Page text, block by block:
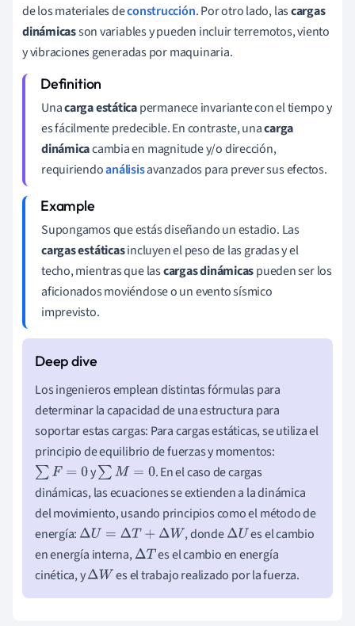
de los materiales deconstrucción. Por otro lado, lascargas
dinámicasson variables y pueden incluir terremotos, viento
y vibraciones generadas por maquinaria.
Unacarga estáticapermanece invariante con el tiempo y
es fácilmente predecible. En contraste, unacarga
dinámicacambia en magnitude y/o dirección,
requiriendoanálisisavanzados para prever sus efectos.
Supongamos que estás diseñando un estadio. Las
cargas estáticasincluyen el peso de las gradas y el
techo, mientras que lascargas dinámicaspueden ser los
aficionados moviéndose o un evento sísmico
imprevisto.
Los ingenieros emplean distintas fórmulas para
determinar la capacidad de una estructura para
soportar estas cargas: Para cargas estáticas, se utiliza el
principio de equilibrio de fuerzas y momentos:
∑F=0 y∑M=0
. En el caso de cargas
dinámicas, las ecuaciones se extienden a la dinámica
del movimiento, usando principios como el método de
energía: ΔU= ΔT+ ΔW , dondeΔU es el cambio
en energía interna, ΔT es el cambio en energía
cinética, yΔW es el trabajo realizado por la fuerza.